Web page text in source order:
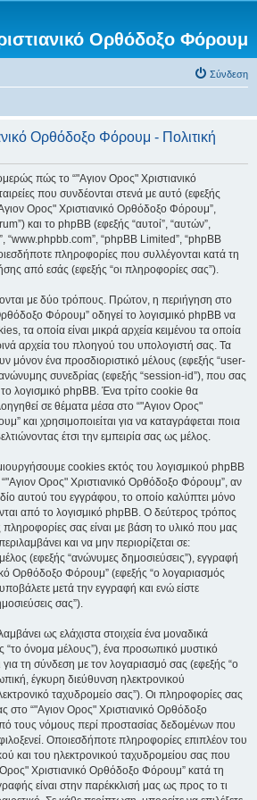
Ορθόδοξο Φόρουμ
Σύνδεση
Ορθόδοξο Φόρουμ - Πολιτική
πώς το “"Αγιον Ορος" Χριστιανικό
που συνδέονται στενά με αυτό (εφεξής
Ορος" Χριστιανικό Ορθόδοξο Φόρουμ”,
και το phpBB (εφεξής “αυτοί”, “αυτών”,
“www.phpbb.com”, “phpBB Limited”, “phpBB
πληροφορίες που συλλέγονται κατά τη
από εσάς (εφεξής “οι πληροφορίες σας”).
με δύο τρόπους. Πρώτον, η περιήγηση στο
Φόρουμ” οδηγεί το λογισμικό phpBB να
τα οποία είναι μικρά αρχεία κειμένου τα οποία
αρχεία του πλοηγού του υπολογιστή σας. Τα
μόνον ένα προσδιοριστικό μέλους (εφεξής “user-
συνεδρίας (εφεξής “session-id”), που σας
λογισμικό phpBB. Ένα τρίτο cookie θα
σε θέματα μέσα στο “"Αγιον Ορος"
και χρησιμοποιείται για να καταγράφεται ποια
έτσι την εμπειρία σας ως μέλος.
cookies εκτός του λογισμικού phpBB
Ορος" Χριστιανικό Ορθόδοξο Φόρουμ”, αν
αυτού του εγγράφου, το οποίο καλύπτει μόνο
από το λογισμικό phpBB. Ο δεύτερος τρόπος
πληροφορίες σας είναι με βάση το υλικό που μας
και να μην περιορίζεται σε:
(εφεξής “ανώνυμες δημοσιεύσεις”), εγγραφή
Ορθόδοξο Φόρουμ” (εφεξής “ο λογαριασμός
μετά την εγγραφή και ενώ είστε
σας”).
ως ελάχιστα στοιχεία ένα μοναδικά
“το όνομα μέλους”), ένα προσωπικό μυστικό
για τη σύνδεση με τον λογαριασμό σας (εφεξής “ο
έγκυρη διεύθυνση ηλεκτρονικού
ταχυδρομείο σας”). Οι πληροφορίες σας
στο “"Αγιον Ορος" Χριστιανικό Ορθόδοξο
τους νόμους περί προστασίας δεδομένων που
Οποιεσδήποτε πληροφορίες επιπλέον του
και του ηλεκτρονικού ταχυδρομείου σας που
Χριστιανικό Ορθόδοξο Φόρουμ” κατά τη
είναι στην παρέκκλισή μας ως προς το τι